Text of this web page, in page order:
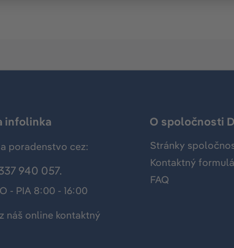
infolinka
poradenstvo cez:
940 057.
- PIA 8:00 - 16:00
náš online kontaktný
O spoločnosti
Stránky
Kontaktný
FAQ